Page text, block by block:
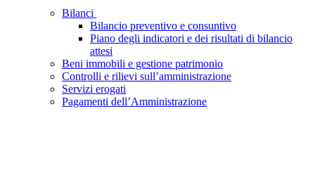
Bilanci
Bilancio preventivo e consuntivo
Piano degli indicatori e dei risultati di bilancio
attesi
Beni immobili e gestione patrimonio
Controlli e rilievi sull’amministrazione
Servizi erogati
Pagamenti dell’Amministrazione